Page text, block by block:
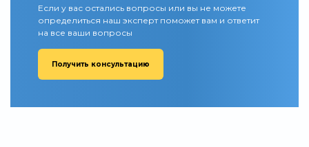
Если у вас остались вопросы или вы не можете
определиться наш эксперт поможет вам и ответит
на все ваши вопросы
Получить консультацию